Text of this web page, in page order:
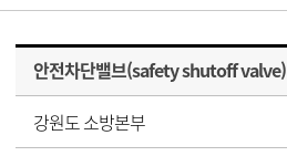
안전차단밸브(safety shutoff valve)
강원도 소방본부